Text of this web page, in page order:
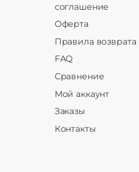
соглашение
Оферта
Правила возврата
FAQ
Сравнение
Мой аккаунт
Заказы
Контакты